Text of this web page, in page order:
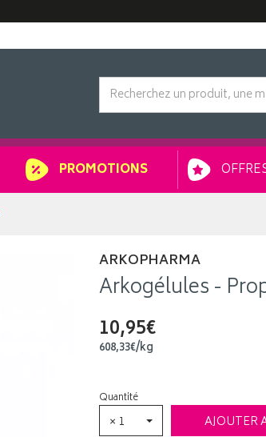
PROMOTIONS
ARKOPHARMA
Arkogélules -
10,95€
608,33€/kg
Quantité
× 1 AJOUTER